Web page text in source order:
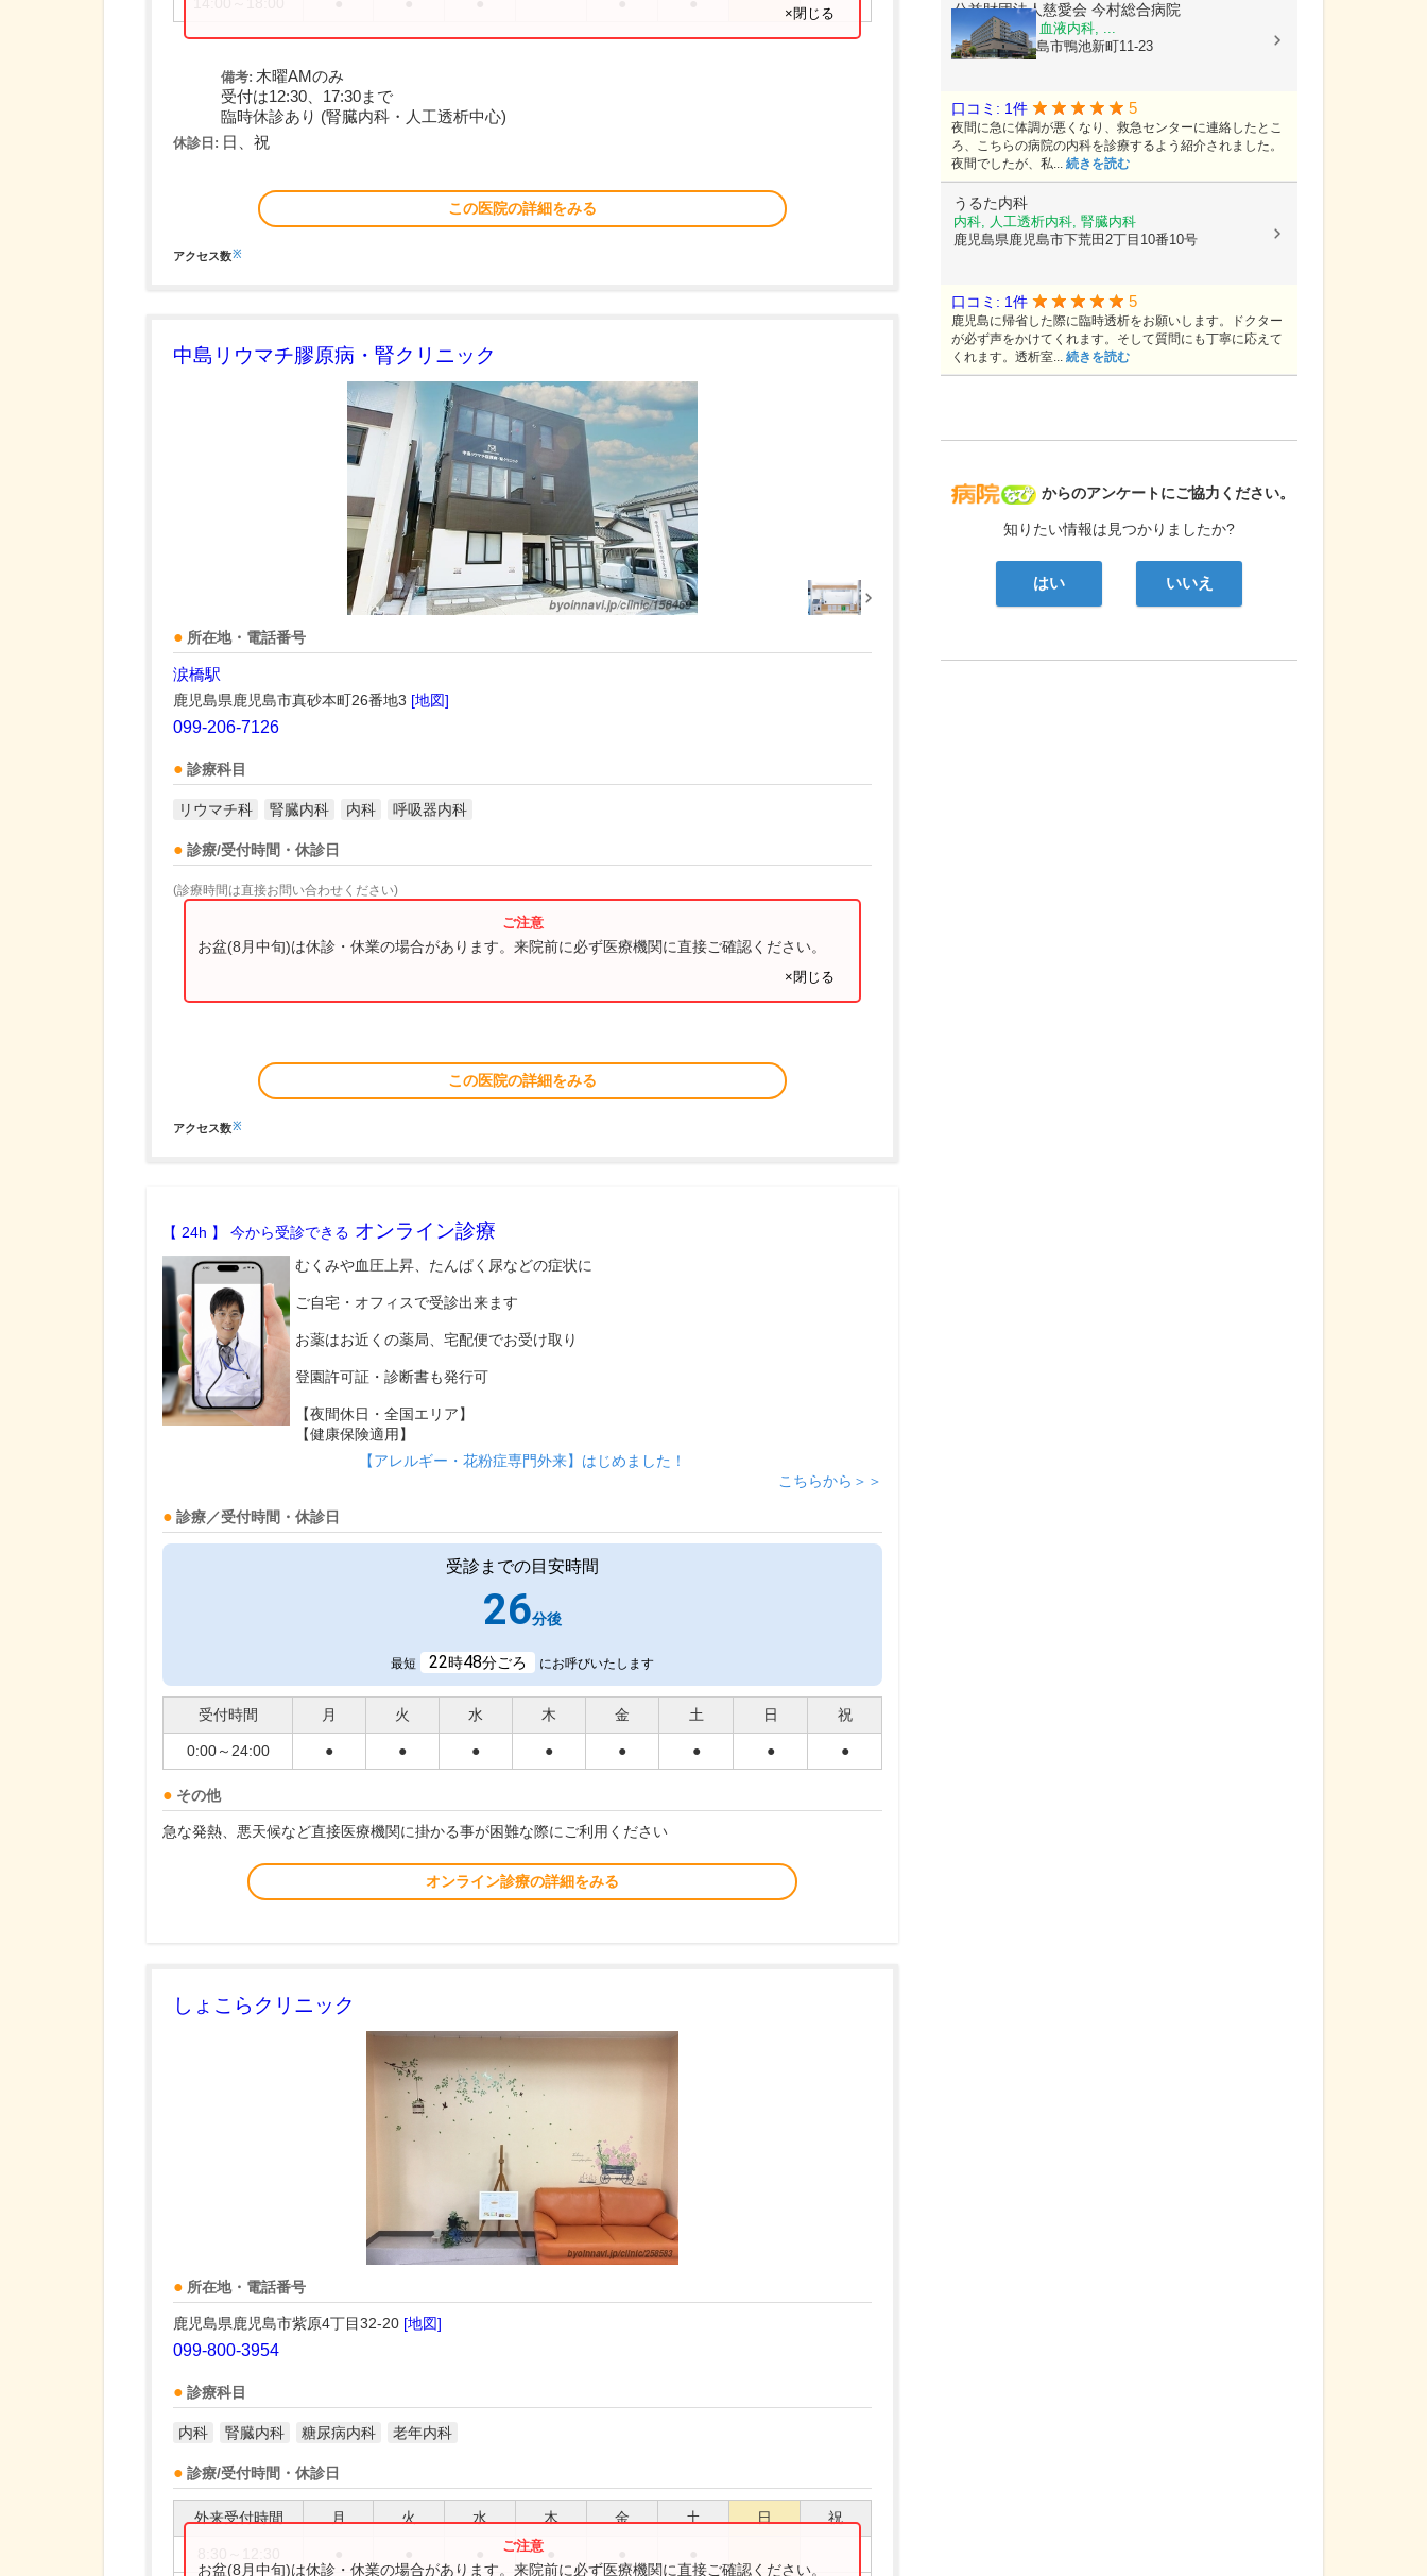
×閉じる
備考: 木曜AMのみ
受付は12:30、17:30まで
臨時休診あり (腎臓内科・人工透析中心)
休診日: 日、祝
この医院の詳細をみる
アクセス数※
中島リウマチ膠原病・腎クリニック
所在地・電話番号
涙橋駅
鹿児島県鹿児島市真砂本町26番地3 [地図]
099-206-7126
診療科目
リウマチ科 腎臓内科 内科 呼吸器内科
診療/受付時間・休診日
(診療時間は直接お問い合わせください)
お盆(8月中旬)は休診・休業の場合があります。来院前に必ず医療機関に直接ご確認ください。
×閉じる
この医院の詳細をみる
アクセス数※
【 24h 】 今から受診できる オンライン診療
むくみや血圧上昇、たんぱく尿などの症状に
ご自宅・オフィスで受診出来ます
お薬はお近くの薬局、宅配便でお受け取り
登園許可証・診断書も発行可
【夜間休日・全国エリア】
【健康保険適用】
【アレルギー・花粉症専門外来】はじめました！
こちらから＞＞
診療／受付時間・休診日
受診までの目安時間
26分後
最短 22時48分ごろ にお呼びいたします
受付時間 月 火 水 木 金 土 日 祝
0:00～24:00 ● ● ● ● ● ● ● ●
その他
急な発熱、悪天候など直接医療機関に掛かる事が困難な際にご利用ください
オンライン診療の詳細をみる
しょこらクリニック
所在地・電話番号
鹿児島県鹿児島市紫原4丁目32-20 [地図]
099-800-3954
診療科目
内科 腎臓内科 糖尿病内科 老年内科
診療/受付時間・休診日
外来受付時間 月 火 水 木 金 土 日 祝
お盆(8月中旬)は休診・休業の場合があります。来院前に必ず医療機関に直接ご確認ください。
病院なび
からのアンケートにご協力ください。
知りたい情報は見つかりましたか?
はい いいえ
公益財団法人慈愛会 今村総合病院
内科, 救急科, 血液内科, ...
鹿児島県鹿児島市鴨池新町11-23
口コミ: 1件 5
夜間に急に体調が悪くなり、救急センターに連絡したとこ
ろ、こちらの病院の内科を診療するよう紹介されました。
夜間でしたが、私... 続きを読む
うるた内科
内科, 人工透析内科, 腎臓内科
鹿児島県鹿児島市下荒田2丁目10番10号
口コミ: 1件 5
鹿児島に帰省した際に臨時透析をお願いします。ドクター
が必ず声をかけてくれます。そして質問にも丁寧に応えて
くれます。透析室... 続きを読む